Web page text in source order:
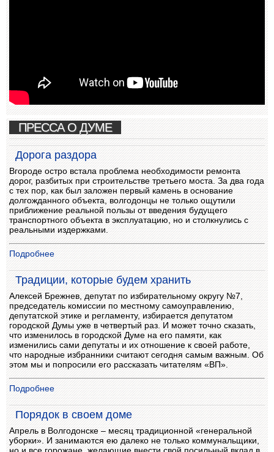
ПРЕССА О ДУМЕ
Дорога раздора
Вгороде остро встала проблема необходимости ремонта
дорог, разбитых при строительстве третьего моста. За два года
с тех пор, как был заложен первый камень в основание
долгожданного объекта, волгодонцы не только ощутили
приближение реальной пользы от введения будущего
транспортного объекта в эксплуатацию, но и столкнулись с
реальными издержками.
Подробнее
Традиции, которые будем хранить
Алексей Брежнев, депутат по избирательному округу №7,
председатель комиссии по местному самоуправлению,
депутатской этике и регламенту, избирается депутатом
городской Думы уже в четвертый раз. И может точно сказать,
что изменилось в городской Думе на его памяти, как
изменились сами депутаты и их отношение к своей работе,
что народные избранники считают сегодня самым важным. Об
этом мы и попросили его рассказать читателям «ВП».
Подробнее
Порядок в своем доме
Апрель в Волгодонске – месяц традиционной «генеральной
уборки». И занимаются ею далеко не только коммунальщики,